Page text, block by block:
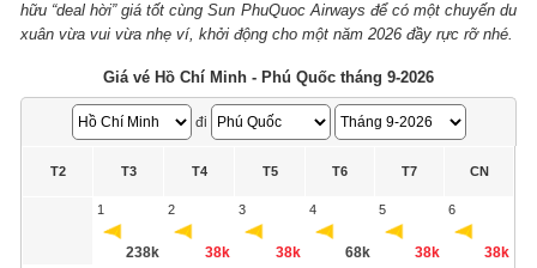
hữu “deal hời” giá tốt cùng Sun PhuQuoc Airways để có một chuyến du
xuân vừa vui vừa nhẹ ví, khởi động cho một năm 2026 đầy rực rỡ nhé.
Giá vé Hồ Chí Minh - Phú Quốc tháng 9-2026
đi
T2 T3 T4 T5 T6 T7 CN
1
238k
2
38k
3
38k
4
68k
5
38k
6
38k